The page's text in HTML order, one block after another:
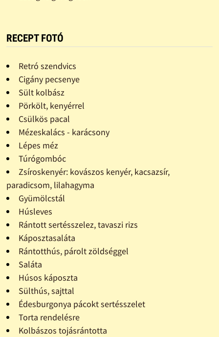
RECEPT FOTÓ
Retró szendvics
Cigány pecsenye
Sült kolbász
Pörkölt, kenyérrel
Csülkös pacal
Mézeskalács - karácsony
Lépes méz
Túrógombóc
Zsíroskenyér: kovászos kenyér, kacsazsír,
paradicsom, lilahagyma
Gyümölcstál
Húsleves
Rántott sertésszelez, tavaszi rizs
Káposztasaláta
Rántotthús, párolt zöldséggel
Saláta
Húsos káposzta
Sülthús, sajttal
Édesburgonya pácokt sertésszelet
Torta rendelésre
Kolbászos tojásrántotta